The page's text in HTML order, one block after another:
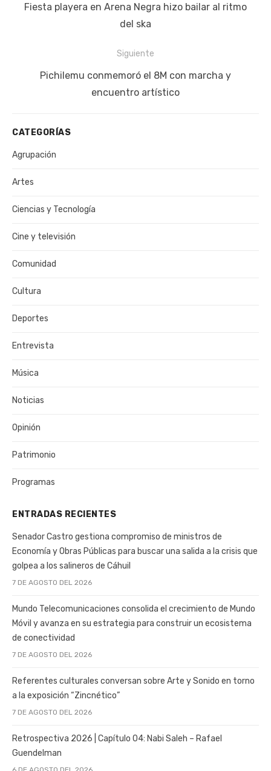
Publicación
Fiesta playera en Arena Negra hizo bailar al ritmo
del ska
Siguiente
Siguiente
Pichilemu conmemoró el 8M con marcha y
encuentro artístico
CATEGORÍAS
Agrupación
Artes
Ciencias y Tecnología
Cine y televisión
Comunidad
Cultura
Deportes
Entrevista
Música
Noticias
Opinión
Patrimonio
Programas
ENTRADAS RECIENTES
Senador Castro gestiona compromiso de ministros de
Economía y Obras Públicas para buscar una salida a la crisis que
golpea a los salineros de Cáhuil
7 DE AGOSTO DEL 2026
Mundo Telecomunicaciones consolida el crecimiento de Mundo
Móvil y avanza en su estrategia para construir un ecosistema
de conectividad
7 DE AGOSTO DEL 2026
Referentes culturales conversan sobre Arte y Sonido en torno
a la exposición “Zincnético”
7 DE AGOSTO DEL 2026
Retrospectiva 2026 | Capítulo 04: Nabi Saleh – Rafael
Guendelman